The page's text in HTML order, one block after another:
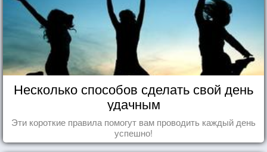
Несколько способов сделать свой день
удачным
Эти короткие правила помогут вам проводить каждый день
успешно!